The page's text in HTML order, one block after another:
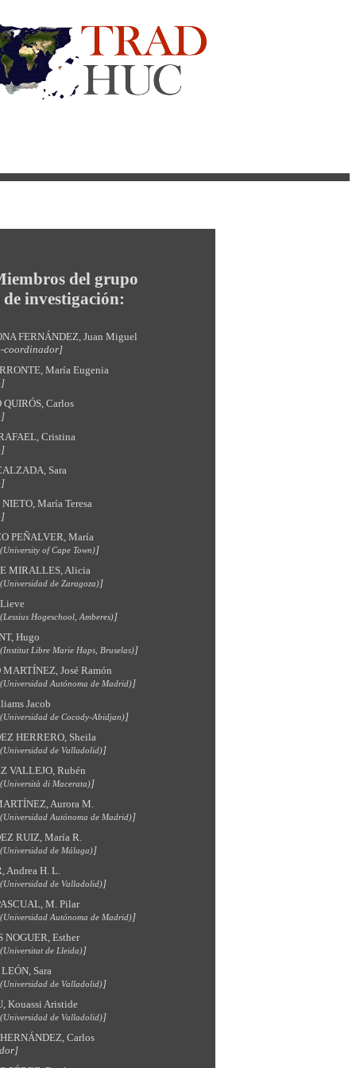
del grupo
de investigación:
FERNÁNDEZ, Juan Miguel
coordinador]
María Eugenia
QUIRÓS, Carlos
Cristina
Sara
María Teresa
PEÑALVER, María
(University of Cape Town)]
MIRALLES, Alicia
(Universidad de Zaragoza)]
(Lessius Hogeschool, Amberes)]
Hugo
(Institut Libre Marie Haps, Bruselas)]
José Ramón
(Universidad Autónoma de Madrid)]
Jacob
(Universidad de Cocody-Abidjan)]
HERRERO, Sheila
(Universidad de Valladolid)]
VALLEJO, Rubén
(Università di Macerata)]
Aurora M.
(Universidad Autónoma de Madrid)]
RUIZ, María R.
(Universidad de Málaga)]
Andrea H. L.
(Universidad de Valladolid)]
M. Pilar
(Universidad Autónoma de Madrid)]
NOGUER, Esther
(Universitat de Lleida)]
Sara
(Universidad de Valladolid)]
Kouassi Aristide
(Universidad de Valladolid)]
Carlos